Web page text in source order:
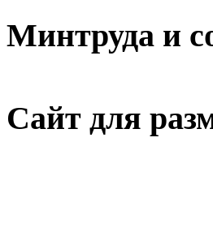
Минтруда и
Сайт для